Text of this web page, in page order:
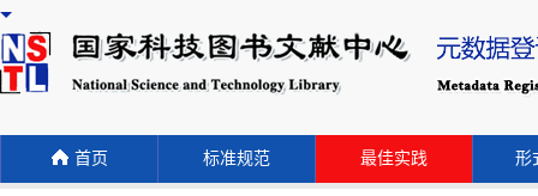
首页 标准规范 最佳实践 形